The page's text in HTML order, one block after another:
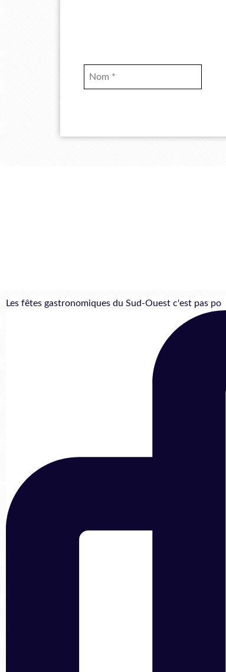
Les fêtes gastronomiques du Sud-Ouest c'est pas po